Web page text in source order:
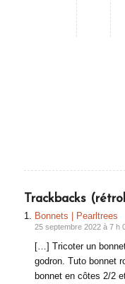
Trackbacks
Bonnets | Pearltrees
25 septembre 2022 à 7 h
[…] Tricoter un
godron. Tuto bonnet
bonnet en côtes 2/2